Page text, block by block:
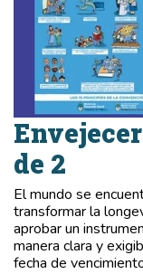
de 2
El mundo se
transformar la
aprobar un
manera clara y
fecha de